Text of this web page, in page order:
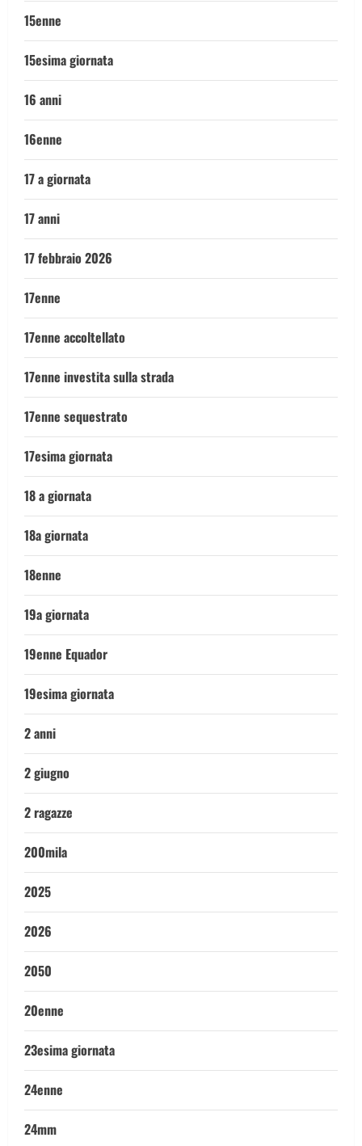
15enne
15esima giornata
16 anni
16enne
17 a giornata
17 anni
17 febbraio 2026
17enne
17enne accoltellato
17enne investita sulla strada
17enne sequestrato
17esima giornata
18 a giornata
18a giornata
18enne
19a giornata
19enne Equador
19esima giornata
2 anni
2 giugno
2 ragazze
200mila
2025
2026
2050
20enne
23esima giornata
24enne
24mm